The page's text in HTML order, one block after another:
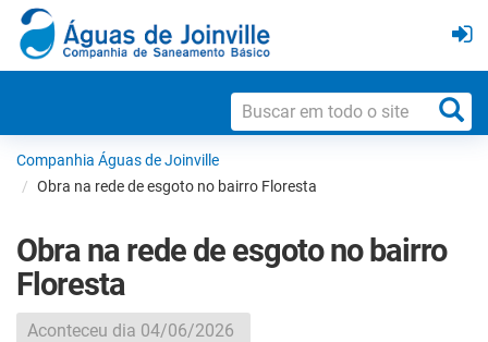
Companhia Águas de Joinville
Obra na rede de esgoto no bairro Floresta
Obra na rede de esgoto no bairro
Floresta
Aconteceu dia 04/06/2026